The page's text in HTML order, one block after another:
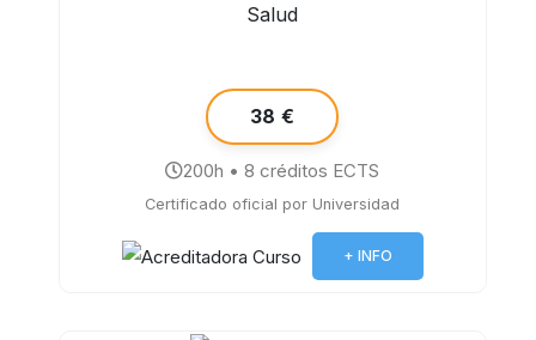
Salud
38 €
200h • 8 créditos ECTS
Certificado oficial por Universidad
+ INFO